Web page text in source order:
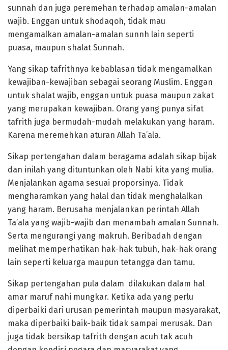
sunnah dan juga peremehan terhadap amalan-amalan
wajib. Enggan untuk shodaqoh, tidak mau
mengamalkan amalan-amalan sunnh lain seperti
puasa, maupun shalat Sunnah.
Yang sikap tafrithnya kebablasan tidak mengamalkan
kewajiban-kewajiban sebagai seorang Muslim. Enggan
untuk shalat wajib, enggan untuk puasa maupun zakat
yang merupakan kewajiban. Orang yang punya sifat
tafrith juga bermudah-mudah melakukan yang haram.
Karena meremehkan aturan Allah Ta’ala.
Sikap pertengahan dalam beragama adalah sikap bijak
dan inilah yang dituntunkan oleh Nabi kita yang mulia.
Menjalankan agama sesuai proporsinya. Tidak
mengharamkan yang halal dan tidak menghalalkan
yang haram. Berusaha menjalankan perintah Allah
Ta’ala yang wajib-wajib dan menambah amalan Sunnah.
Serta mengurangi yang makruh. Beribadah dengan
melihat memperhatikan hak-hak tubuh, hak-hak orang
lain seperti keluarga maupun tetangga dan tamu.
Sikap pertengahan pula dalam dilakukan dalam hal
amar maruf nahi mungkar. Ketika ada yang perlu
diperbaiki dari urusan pemerintah maupun masyarakat,
maka diperbaiki baik-baik tidak sampai merusak. Dan
juga tidak bersikap tafrith dengan acuh tak acuh